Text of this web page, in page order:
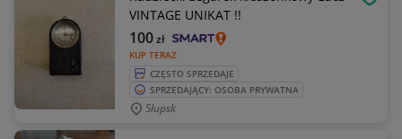
VINTAGE UNIKAT !!
KUP TERAZ
100zł
CZĘSTO SPRZEDAJE
SPRZEDAJĄCY: OSOBA PRYWATNA
Słupsk